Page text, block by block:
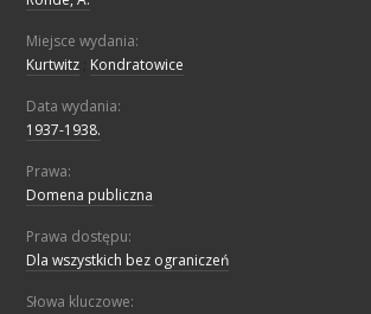
Miejsce wydania:
Kurtwitz Kondratowice
Data wydania:
1937-1938.
Prawa:
Domena publiczna
Prawa dostępu:
Dla wszystkich bez ograniczeń
Słowa kluczowe: